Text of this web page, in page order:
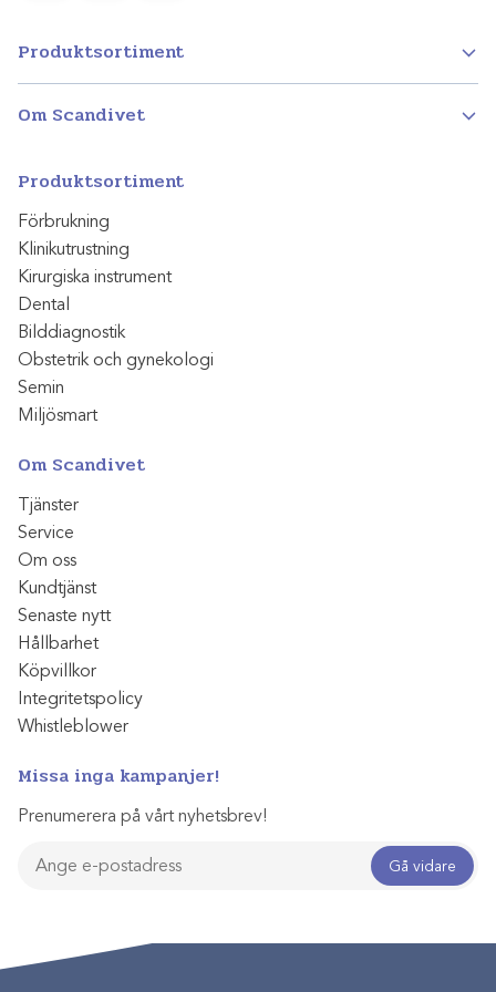
Produktsortiment
Om Scandivet
Produktsortiment
Förbrukning
Klinikutrustning
Kirurgiska instrument
Dental
Bilddiagnostik
Obstetrik och gynekologi
Semin
Miljösmart
Om Scandivet
Tjänster
Service
Om oss
Kundtjänst
Senaste nytt
Hållbarhet
Köpvillkor
Integritetspolicy
Whistleblower
Missa inga kampanjer!
Prenumerera på vårt nyhetsbrev!
Gå vidare